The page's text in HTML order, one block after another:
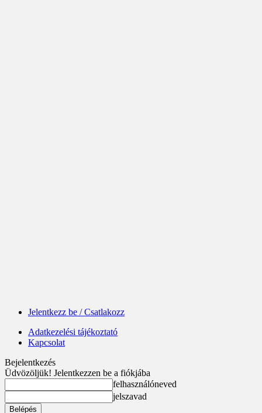
Jelentkezz be / Csatlakozz
Adatkezelési tájékoztató
Kapcsolat
Bejelentkezés
Üdvözöljük! Jelentkezzen be a fiókjába
felhasználóneved
jelszavad